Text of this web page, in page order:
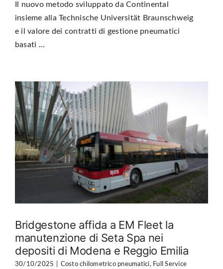
Il nuovo metodo sviluppato da Continental
insieme alla Technische Universität Braunschweig
e il valore dei contratti di gestione pneumatici
basati ...
Bridgestone affida a EM Fleet la
manutenzione di Seta Spa nei
depositi di Modena e Reggio Emilia
30/10/2025 Costo chilometrico pneumatici, Full Service